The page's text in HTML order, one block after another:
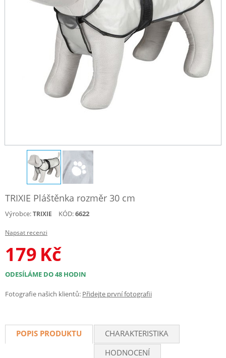
TRIXIE Pláštěnka rozměr 30 cm
Výrobce:TRIXIE KÓD:6622
Napsat recenzi
179 Kč
ODESÍLÁME DO 48 HODIN
Fotografie našich klientů: Přidejte první fotografii
POPIS PRODUKTU
CHARAKTERISTIKA
HODNOCENÍ